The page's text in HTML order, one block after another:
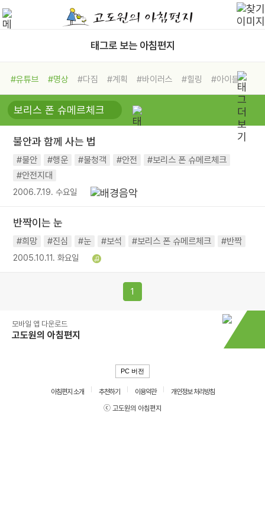
태그로 보는 아침편지
#유튜브 #명상 #다짐 #계획 #바이러스 #힐링
#아이들
#비전캠프
#독서캠프 #삶
#희망
#나눔 #친구 #링컨학교
#독서
#건강 #면역력
불안과 함께 사는 법
#불안 #행운 #불청객 #안전
#보리스 폰 슈메르체크
#안전지대
2006.7.19. 수요일
반짝이는 눈
#희망 #진심 #눈 #보석 #보리스 폰 슈메르체크 #반짝
2005.10.11. 화요일
1
모바일 앱 다운로드
고도원의 아침편지
PC 버전
아침편지 소개 추천하기 이용약관
개인정보 처리방침
ⓒ 고도원의 아침편지